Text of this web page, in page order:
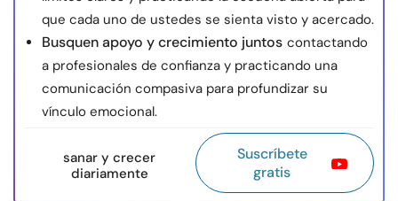
que cada uno de ustedes se sienta visto y acercado.
Busquen apoyo y crecimiento juntos contactando
a profesionales de confianza y practicando una
comunicación compasiva para profundizar su
vínculo emocional.
sanar y crecer
diariamente
Suscríbete
gratis